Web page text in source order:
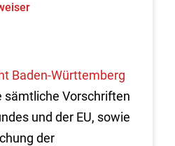
Baden-Württemberg
sämtliche Vorschriften
und der EU, sowie
der